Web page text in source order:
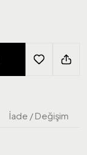
İade / Değişim